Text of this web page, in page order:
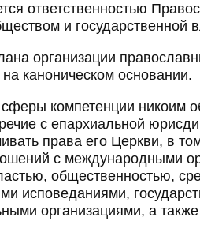
ответственностью
и государственной
организации
каноническом основании.
компетенции никоим
с епархиальной
права его Церкви, в
с международными
общественностью,
исповеданиями,
организациями, а